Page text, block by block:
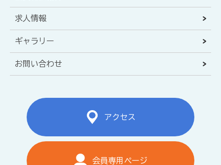
求人情報
ギャラリー
お問い合わせ
アクセス
会員専用ページ